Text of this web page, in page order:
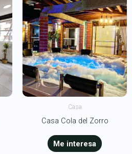
Casa
Casa Cola del Zorro
Me interesa